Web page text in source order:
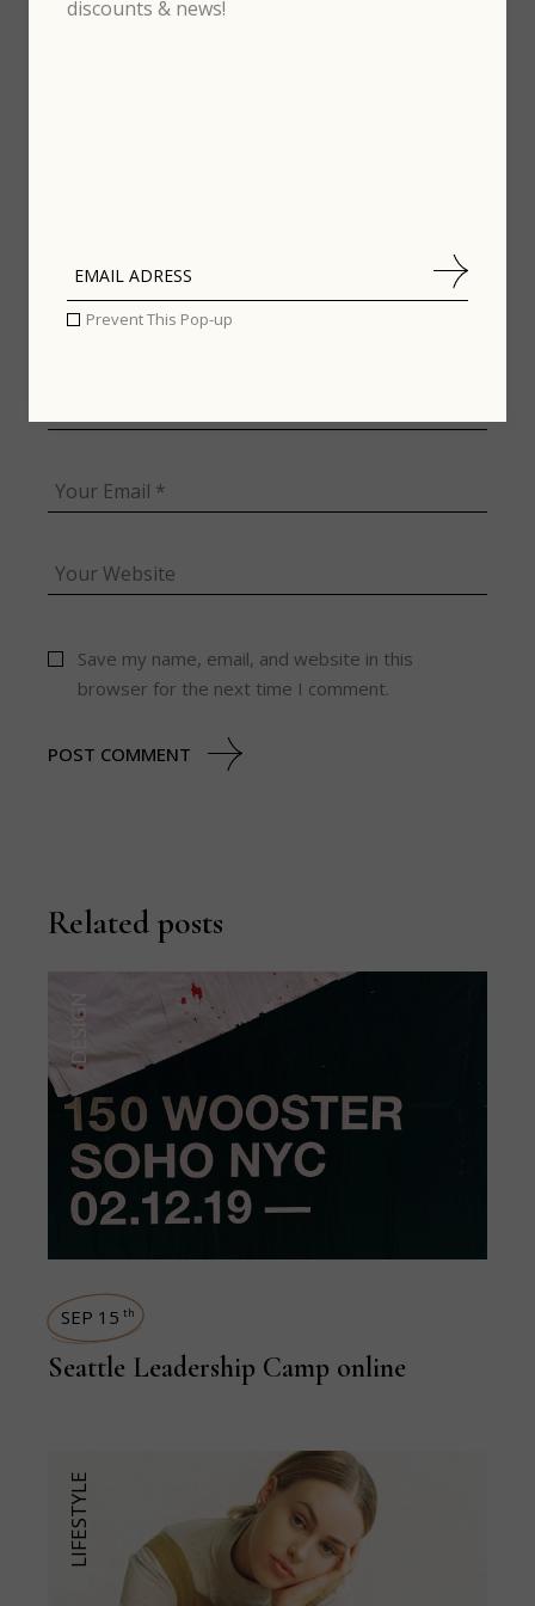
Save my name, email, and website in this
browser for the next time I comment.
POST COMMENT
Related posts
DESIGN
SEP 15 th
Seattle Leadership Camp online
LIFESTYLE
discounts & news!
Prevent This Pop-up